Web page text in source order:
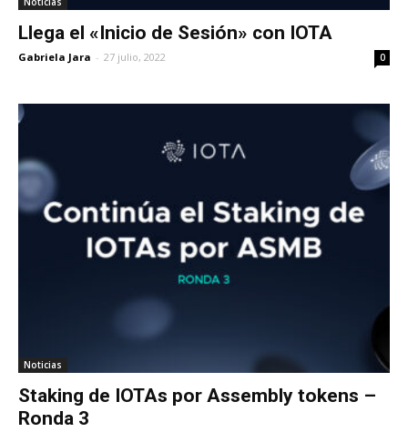
Llega el «Inicio de Sesión» con IOTA
Gabriela Jara - 27 julio, 2022 0
Noticias
Staking de IOTAs por Assembly tokens –
Ronda 3